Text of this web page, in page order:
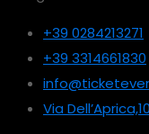
+39 0284213271
+39 3314661830
Via